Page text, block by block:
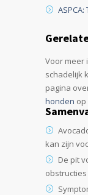
Voor meer
schadelijk
pagina
honden
kan zijn
De pit